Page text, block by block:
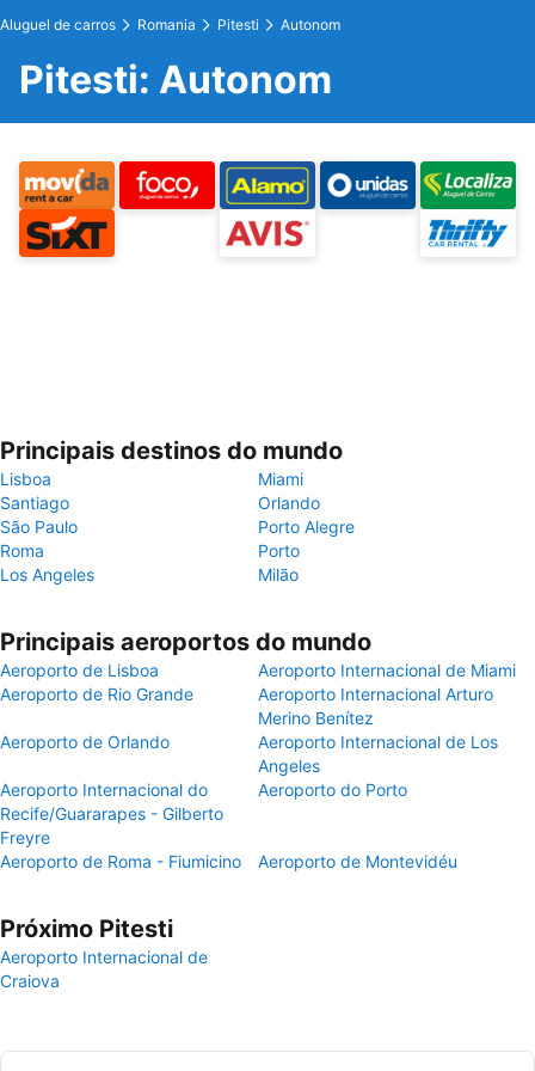
Aluguel de carros Romania Pitesti Autonom
Pitesti: Autonom
Principais destinos do mundo
Lisboa
Miami
Santiago
Orlando
São Paulo
Porto Alegre
Roma
Porto
Los Angeles
Milão
Principais aeroportos do mundo
Aeroporto de Lisboa
Aeroporto Internacional de Miami
Aeroporto de Rio Grande
Aeroporto Internacional Arturo
Merino Benítez
Aeroporto de Orlando
Aeroporto Internacional de Los
Angeles
Aeroporto Internacional do
Recife/Guararapes - Gilberto
Freyre
Aeroporto do Porto
Aeroporto de Roma - Fiumicino Aeroporto de Montevidéu
Próximo Pitesti
Aeroporto Internacional de
Craiova